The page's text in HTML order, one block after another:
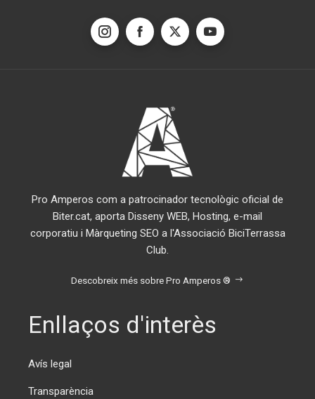
Pro Amperos com a patrocinador tecnològic oficial de
Biter.cat, aporta Disseny WEB, Hosting, e-mail
corporatiu i Màrqueting SEO a l'Associació BiciTerrassa
Club.
Descobreix més sobre Pro Amperos ®
Enllaços d'interès
Avís legal
Transparència